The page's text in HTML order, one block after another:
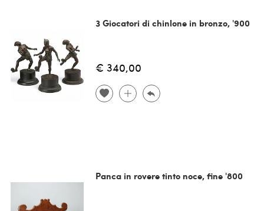
3 Giocatori di chinlone in bronzo, '900
€ 340,00
Panca in rovere tinto noce, fine '800